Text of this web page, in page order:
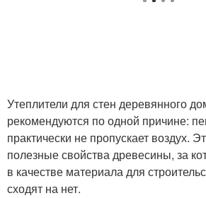
Утеплители для стен деревянного
рекомендуются по одной причине:
практически не пропускает воздух.
полезные свойства древесины, за
в качестве материала для
сходят на нет.